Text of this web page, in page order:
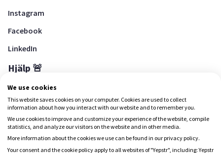
Instagram
Facebook
LinkedIn
Hjälp 🚨
Hjälpcenter
Ladda ned Yepstr
We use cookies
This website saves cookies on your computer. Cookies are used to collect
information about how you interact with our website and to remember you.
We use cookies to improve and customize your experience of the website, compile
statistics, and analyze our visitors on the website and in other media.
More information about the cookies we use can be found in our privacy policy.
Your consent and the cookie policy apply to all websites of "Yepstr", including: Yepstr